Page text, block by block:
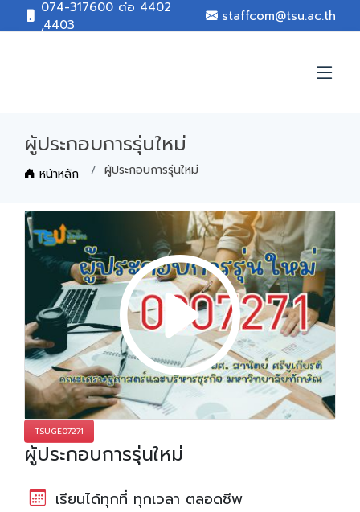
074-317600 ต่อ 4402
,4403
staffcom@tsu.ac.th
ผู้ประกอบการรุ่นใหม่
หน้าหลัก ผู้ประกอบการรุ่นใหม่
TSUGE07271
ผู้ประกอบการรุ่นใหม่
เรียนได้ทุกที่ ทุกเวลา ตลอดชีพ